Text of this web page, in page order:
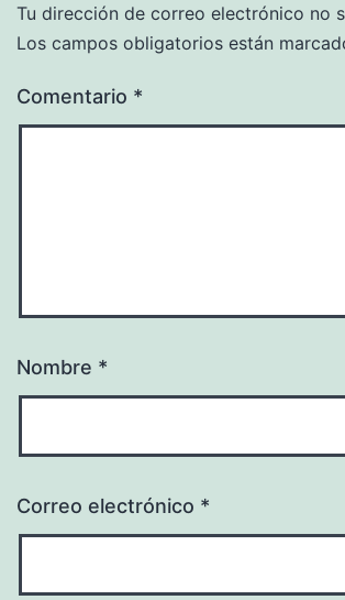
Tu dirección de correo electrónico no
Los campos obligatorios están
Comentario *
Nombre *
Correo electrónico *